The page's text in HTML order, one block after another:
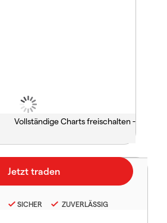
Vollständige Charts freischalten -
SICHER ZUVERLÄSSIG